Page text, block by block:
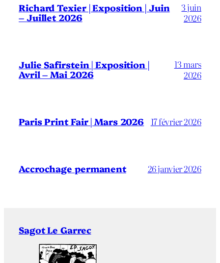
Richard Texier | Exposition | Juin
– Juillet 2026
3 juin
2026
Julie Safirstein | Exposition |
Avril – Mai 2026
13 mars
2026
Paris Print Fair | Mars 2026 17 février 2026
Accrochage permanent 26 janvier 2026
Sagot Le Garrec